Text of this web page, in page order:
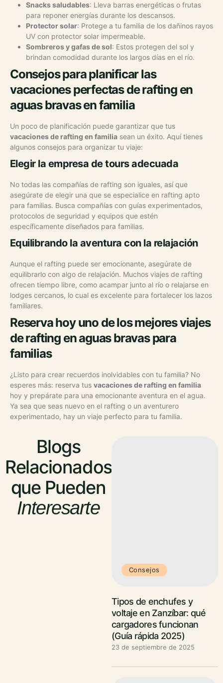
Snacks saludables: Lleva barras energéticas o frutas
para reponer energías durante los descansos.
Protector solar: Protege a tu familia de los dañinos rayos
UV con protector solar impermeable.
Sombreros y gafas de sol: Estos protegen del sol y
brindan comodidad durante los largos días en el río.
Consejos para planificar las
vacaciones perfectas de rafting en
aguas bravas en familia
Un poco de planificación puede garantizar que tus
vacaciones de rafting en familia sean un éxito. Aquí tienes
algunos consejos para organizar tu viaje:
Elegir la empresa de tours adecuada
No todas las compañías de rafting son iguales, así que
asegúrate de elegir una que se especialice en rafting apto
para familias. Busca compañías con guías experimentados,
protocolos de seguridad y equipos que estén
específicamente diseñados para familias.
Equilibrando la aventura con la relajación
Aunque el rafting puede ser emocionante, asegúrate de
equilibrarlo con algo de relajación. Muchos viajes de rafting
ofrecen tiempo libre, como acampar junto al río o relajarse en
lodges cercanos, lo cual es excelente para fortalecer los lazos
familiares.
Reserva hoy uno de los mejores viajes
de rafting en aguas bravas para
familias
¿Listo para crear recuerdos inolvidables con tu familia? No
esperes más: reserva tus vacaciones de rafting en familia
hoy y prepárate para una emocionante aventura en el agua.
Ya sea que seas nuevo en el rafting o un aventurero
experimentado, hay un viaje perfecto para tu familia.
Blogs
Relacionados
que Pueden
Interesarte
Consejos
Tipos de enchufes y
voltaje en Zanzíbar: qué
cargadores funcionan
(Guía rápida 2025)
23 de septiembre de 2025